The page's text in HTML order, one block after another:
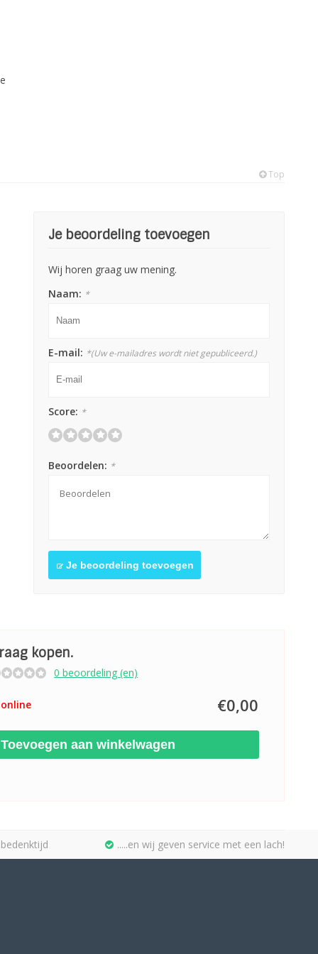
Top
Je beoordeling toevoegen
Wij horen graag uw mening.
Naam: *
E-mail: *(Uw e-mailadres wordt niet gepubliceerd.)
Score: *
Beoordelen: *
Je beoordeling toevoegen
kopen.
0 beoordeling (en)
€0,00
Toevoegen aan winkelwagen
.....en wij geven service met een lach!